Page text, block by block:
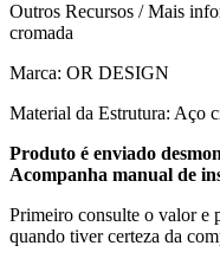
Outros Recursos / Mais
cromada
Marca: OR DESIGN
Material da Estrutura: Aço
Produto é enviado
Acompanha manual de
Primeiro consulte o valor e
quando tiver certeza da